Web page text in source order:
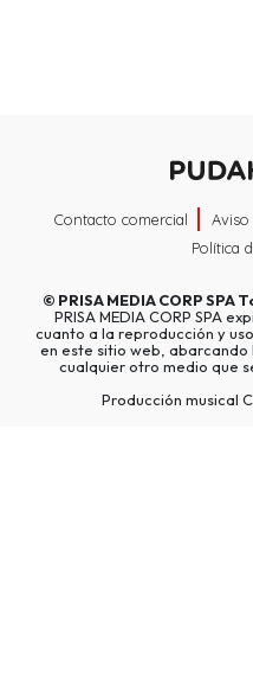
Contacto comercial Aviso
Política
© PRISA MEDIA CORP SPA
PRISA MEDIA CORP SPA
cuanto a la reproducción y
en este sitio web,
cualquier otro medio que
Producción musical